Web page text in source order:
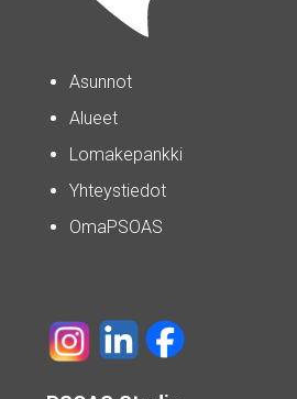
Asunnot
Alueet
Lomakepankki
Yhteystiedot
OmaPSOAS